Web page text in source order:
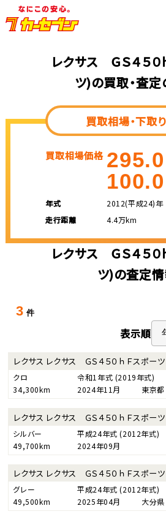
レクサス ＧＳ４５０
ツ)の買取・査
買取相場・下取
買取相場価格 295.0
100.0
年式
2012(平成24)年
走行距離
4.4万km
レクサス ＧＳ４５０
ツ)の査定
3 件
表示順
レクサス レクサス ＧＳ４５０ｈ Ｆスポーツ
クロ 令和1年式 (2019年式)
34,300km
2024年11月 東京都
レクサス レクサス ＧＳ４５０ｈ Ｆスポーツ
シルバー 平成24年式(2012年式)
49,700km
2024年09月
レクサス レクサス ＧＳ４５０ｈ Ｆスポーツ
グレー 平成24年式(2012年式)
49,500km
2025年04月 大分県